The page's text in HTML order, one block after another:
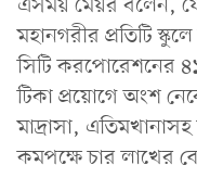
এসময় মেয়র বলেন,
মহানগরীর প্রতিটি
সিটি করপোরেশনের
টিকা প্রয়োগে অংশ
মাদ্রাসা,
কমপক্ষে চার লাখের